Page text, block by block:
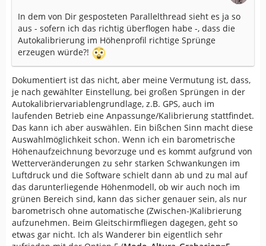
In dem von Dir gesposteten Parallelthread sieht es ja so
aus - sofern ich das richtig überflogen habe -, dass die
Autokalibrierung im Höhenprofil richtige Sprünge
erzeugen würde?!
Dokumentiert ist das nicht, aber meine Vermutung ist, dass,
je nach gewählter Einstellung, bei großen Sprüngen in der
Autokalibriervariablengrundlage, z.B. GPS, auch im
laufenden Betrieb eine Anpassunge/Kalibrierung stattfindet.
Das kann ich aber auswählen. Ein bißchen Sinn macht diese
Auswahlmöglichkeit schon. Wenn ich ein barometrische
Höhenaufzeichnung bevorzuge und es kommt aufgrund von
Wetterveränderungen zu sehr starken Schwankungen im
Luftdruck und die Software schielt dann ab und zu mal auf
das darunterliegende Höhenmodell, ob wir auch noch im
grünen Bereich sind, kann das sicher genauer sein, als nur
barometrisch ohne automatische (Zwischen-)Kalibrierung
aufzunehmen. Beim Gleitschirmfliegen dagegen, geht so
etwas gar nicht. Ich als Wanderer bin eigentlich sehr